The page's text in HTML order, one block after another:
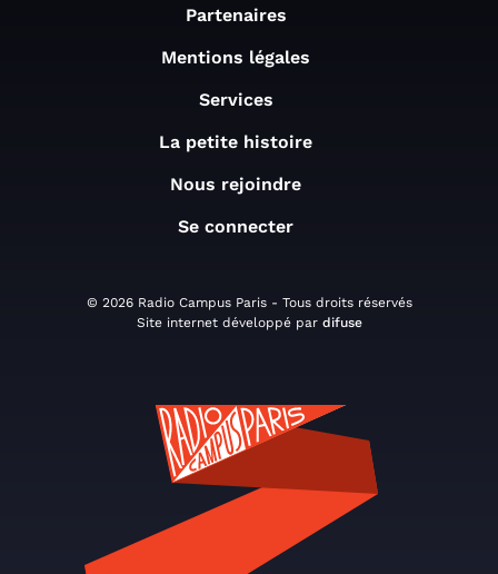
Partenaires
Mentions légales
Services
La petite histoire
Nous rejoindre
Se connecter
© 2026 Radio Campus Paris - Tous droits réservés
Site internet développé par difuse